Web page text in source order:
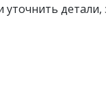
уточнить